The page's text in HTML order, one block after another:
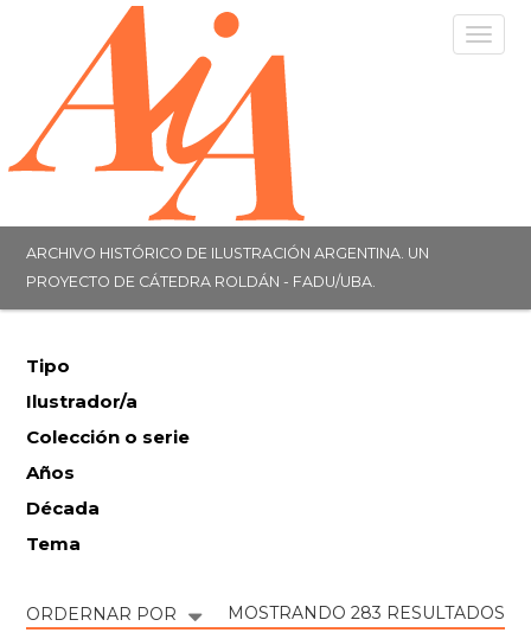
ARCHIVO HISTÓRICO DE ILUSTRACIÓN ARGENTINA. UN
PROYECTO DE CÁTEDRA ROLDÁN - FADU/UBA.
Tipo
Ilustrador/a
Colección o serie
Años
Década
Tema
ORDERNAR POR MOSTRANDO 283 RESULTADOS